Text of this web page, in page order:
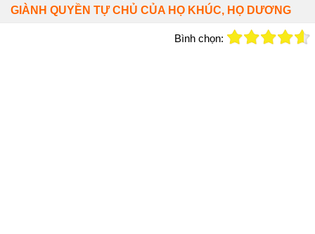
GIÀNH QUYỀN TỰ CHỦ CỦA HỌ KHÚC, HỌ DƯƠNG
Bình chọn: